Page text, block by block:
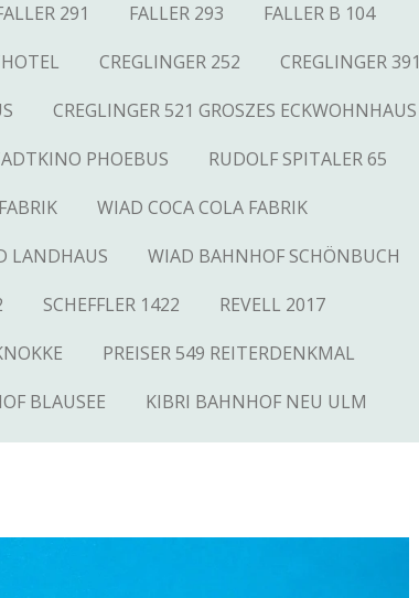
291 FALLER 293
FALLER B 104
CREGLINGER 252
CREGLINGER 391
CREGLINGER 521 GROSZES ECKWOHNHAUS
PHOEBUS
RUDOLF SPITALER 65
WIAD COCA COLA FABRIK
LANDHAUS
WIAD BAHNHOF SCHÖNBUCH
SCHEFFLER 1422
REVELL 2017
PREISER 549 REITERDENKMAL
BLAUSEE KIBRI BAHNHOF NEU ULM